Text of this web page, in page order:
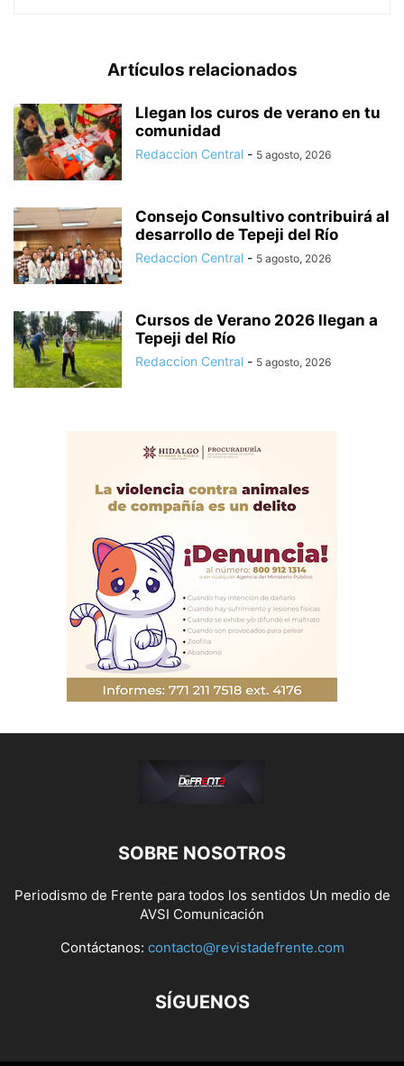
Artículos relacionados
Llegan los curos de verano en tu
comunidad
Redaccion Central - 5 agosto, 2026
Consejo Consultivo contribuirá al
desarrollo de Tepeji del Río
Redaccion Central - 5 agosto, 2026
Cursos de Verano 2026 llegan a
Tepeji del Río
Redaccion Central - 5 agosto, 2026
SOBRE NOSOTROS
Periodismo de Frente para todos los sentidos Un medio de
AVSI Comunicación
Contáctanos: contacto@revistadefrente.com
SÍGUENOS